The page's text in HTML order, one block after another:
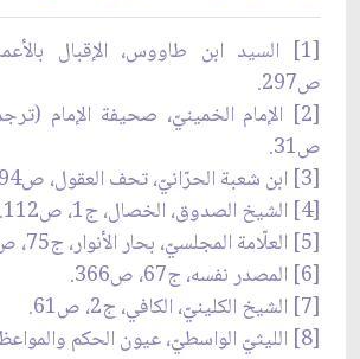
ص297.
ص31.
[3] ابن شعبة الحرّانيّ، تحف العقول، ص394.
[4] الشيخ الصدوق، الخصال، ج‏1، ص112.
[5] العلّامة المجلسيّ، بحار الأنوار، ج‏75، ص164.
[6] المصدر نفسه، ج‏67، ص366.
[7] الشيخ الكلينيّ، الكافي، ج‏2، ص61.
[8] الليثيّ الواسطيّ، عيون الحكم والمواعظ، ص229.